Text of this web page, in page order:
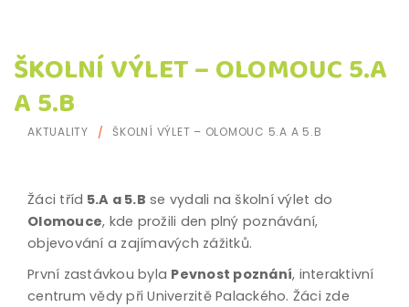
ŠKOLNÍ VÝLET – OLOMOUC 5.A
A 5.B
AKTUALITY ŠKOLNÍ VÝLET – OLOMOUC 5.A A 5.B
Žáci tříd 5.A a 5.B se vydali na školní výlet do
Olomouce, kde prožili den plný poznávání,
objevování a zajímavých zážitků.
První zastávkou byla Pevnost poznání, interaktivní
centrum vědy při Univerzitě Palackého. Žáci zde